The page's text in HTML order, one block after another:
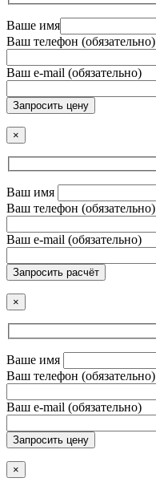
Ваше имя
Ваш телефон (обязательно)
Ваш e-mail (обязательно)
Запросить цену
×
Ваш имя
Ваш телефон (обязательно)
Ваш e-mail (обязательно)
Запросить расчёт
×
Ваше имя
Ваш телефон (обязательно)
Ваш e-mail (обязательно)
Запросить цену
×